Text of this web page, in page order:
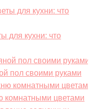
для кухни: что
пол своими руками
комнатными цветами